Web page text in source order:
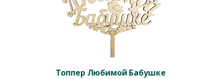
Топпер Любимой Бабушке